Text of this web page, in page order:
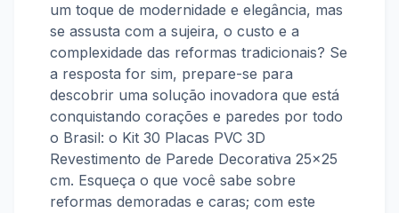
um toque de modernidade e elegância, mas
se assusta com a sujeira, o custo e a
complexidade das reformas tradicionais? Se
a resposta for sim, prepare-se para
descobrir uma solução inovadora que está
conquistando corações e paredes por todo
o Brasil: o Kit 30 Placas PVC 3D
Revestimento de Parede Decorativa 25x25
cm. Esqueça o que você sabe sobre
reformas demoradas e caras; com este